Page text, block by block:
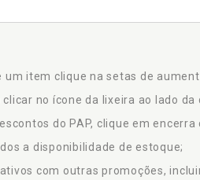
um item clique na setas de
no ícone da lixeira ao lado da
do PAP, clique em
a disponibilidade de estoque;
com outras promoções,